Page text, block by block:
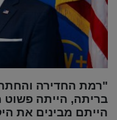
"רמת החדירה
בריתה, הייתה
הייתם מבינים את